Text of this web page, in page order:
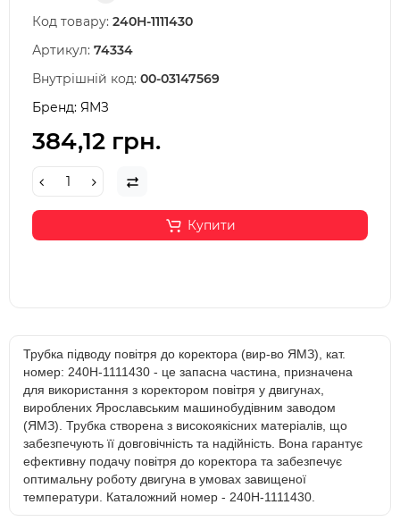
Код товару: 240Н-1111430
Артикул: 74334
Внутрішній код: 00-03147569
Бренд: ЯМЗ
384,12 грн.
Купити
Трубка підводу повітря до коректора (вир-во ЯМЗ), кат.
номер: 240Н-1111430 - це запасна частина, призначена
для використання з коректором повітря у двигунах,
вироблених Ярославським машинобудівним заводом
(ЯМЗ). Трубка створена з високоякісних матеріалів, що
забезпечують її довговічність та надійність. Вона гарантує
ефективну подачу повітря до коректора та забезпечує
оптимальну роботу двигуна в умовах завищеної
температури. Каталожний номер - 240Н-1111430.